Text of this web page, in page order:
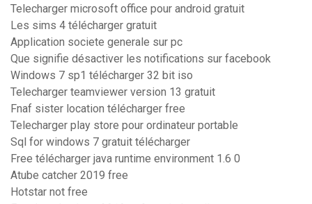
Telecharger microsoft office pour android gratuit
Les sims 4 télécharger gratuit
Application societe generale sur pc
Que signifie désactiver les notifications sur facebook
Windows 7 sp1 télécharger 32 bit iso
Telecharger teamviewer version 13 gratuit
Fnaf sister location télécharger free
Telecharger play store pour ordinateur portable
Sql for windows 7 gratuit télécharger
Free télécharger java runtime environment 1.6 0
Atube catcher 2019 free
Hotstar not free